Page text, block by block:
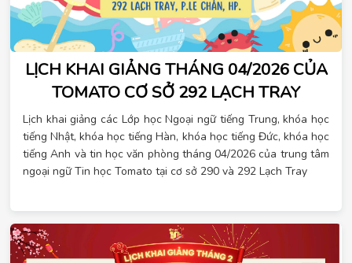
LỊCH KHAI GIẢNG THÁNG 04/2026 CỦA
TOMATO CƠ SỞ 292 LẠCH TRAY
Lịch khai giảng các Lớp học Ngoại ngữ tiếng Trung, khóa học
tiếng Nhật, khóa học tiếng Hàn, khóa học tiếng Đức, khóa học
tiếng Anh và tin học văn phòng tháng 04/2026 của trung tâm
ngoại ngữ Tin học Tomato tại cơ sở 290 và 292 Lạch Tray